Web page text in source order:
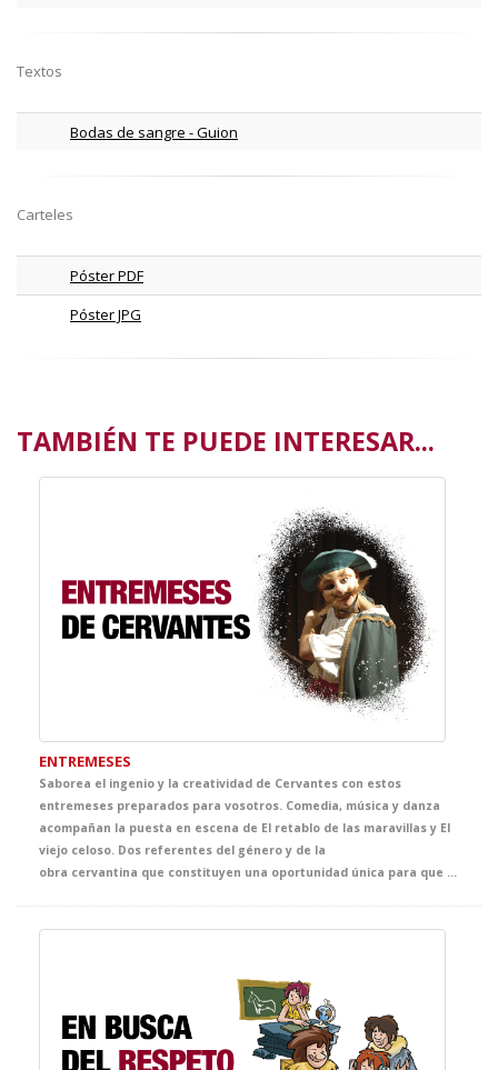
Textos
Bodas de sangre - Guion
Carteles
Póster PDF
Póster JPG
TAMBIÉN TE PUEDE INTERESAR...
ENTREMESES
Saborea el ingenio y la creatividad de Cervantes con estos
entremeses preparados para vosotros. Comedia, música y danza
acompañan la puesta en escena de El retablo de las maravillas y El
viejo celoso. Dos referentes del género y de la